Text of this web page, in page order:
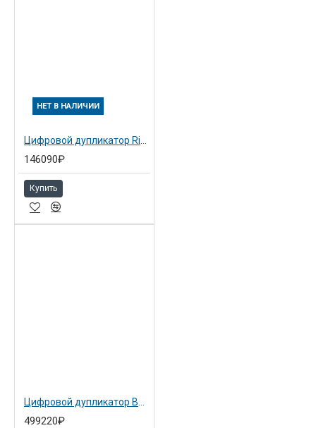
НЕТ В НАЛИЧИИ
146090₽
Купить
499220₽